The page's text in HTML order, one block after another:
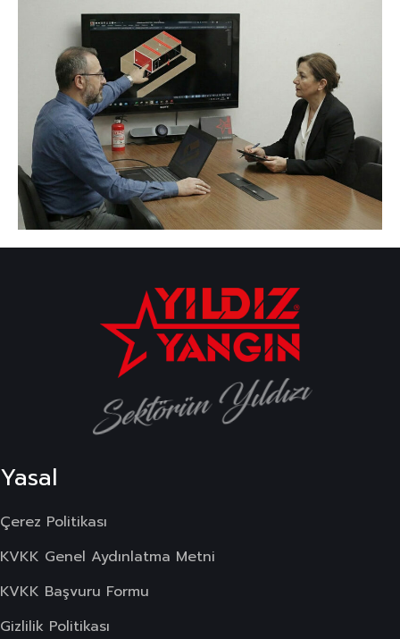
Sektörün Yıldızı
Yasal
Çerez Politikası
KVKK Genel Aydınlatma Metni
KVKK Başvuru Formu
Gizlilik Politikası